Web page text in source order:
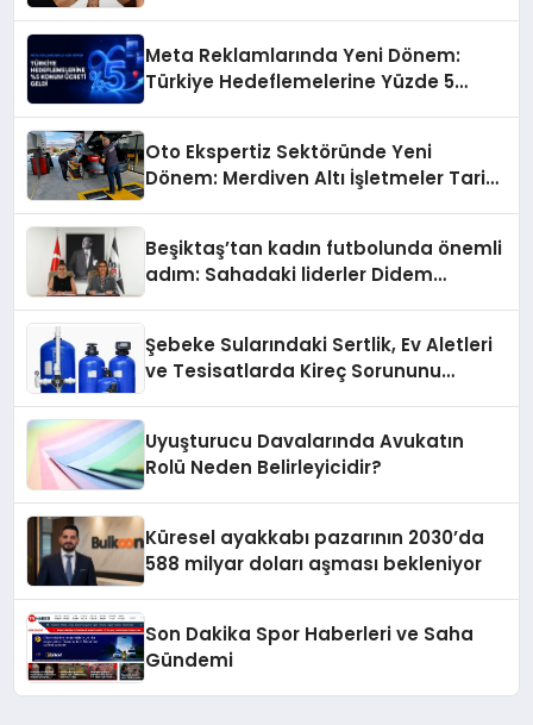
Meta Reklamlarında Yeni Dönem:
Türkiye Hedeflemelerine Yüzde 5
Oto Ekspertiz Sektöründe Yeni
Dönem: Merdiven Altı İşletmeler Tarih
Beşiktaş’tan kadın futbolunda önemli
adım: Sahadaki liderler Didem
Şebeke Sularındaki Sertlik, Ev Aletleri
ve Tesisatlarda Kireç Sorununu
Uyuşturucu Davalarında Avukatın
Rolü Neden Belirleyicidir?
Küresel ayakkabı pazarının 2030’da
588 milyar doları aşması bekleniyor
Son Dakika Spor Haberleri ve Saha
Gündemi